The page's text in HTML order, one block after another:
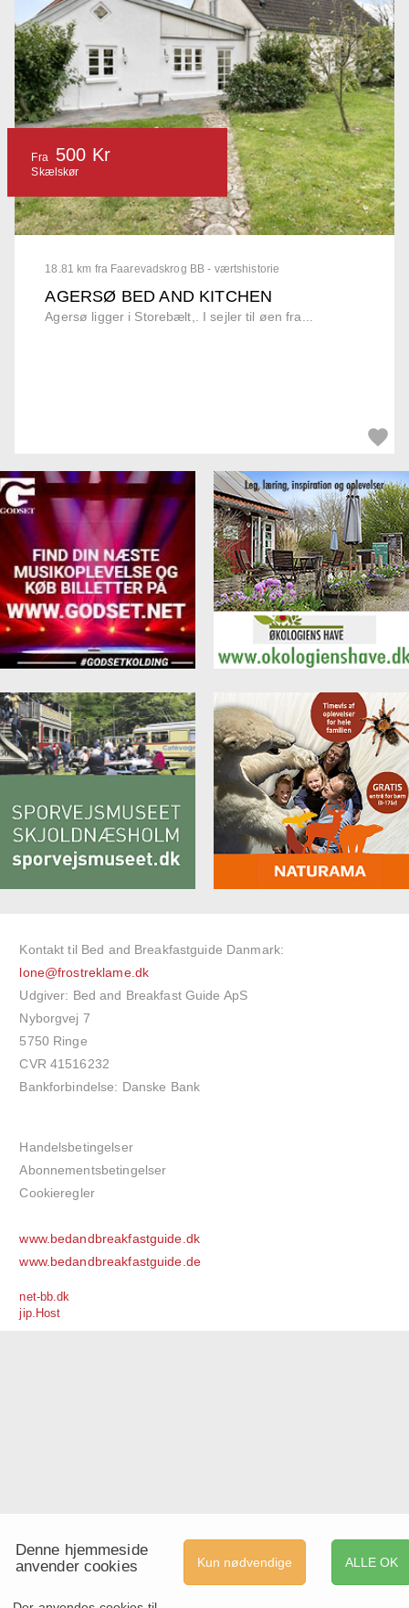
18.81 km fra Faarevadskrog BB - værtshistorie
AGERSØ BED AND KITCHEN
Agersø ligger i Storebælt,. I sejler til øen fra...
Fra 500 Kr
Skælskør
Kontakt til Bed and Breakfastguide Danmark:
lone@frostreklame.dk
Udgiver: Bed and Breakfast Guide ApS
Nyborgvej 7
5750 Ringe
CVR 41516232
Bankforbindelse: Danske Bank
Handelsbetingelser
Abonnementsbetingelser
Cookieregler
www.bedandbreakfastguide.dk
www.bedandbreakfastguide.de
net-bb.dk
jip.Host
ALLE OK
Kun nødvendige
Denne hjemmeside
anvender cookies